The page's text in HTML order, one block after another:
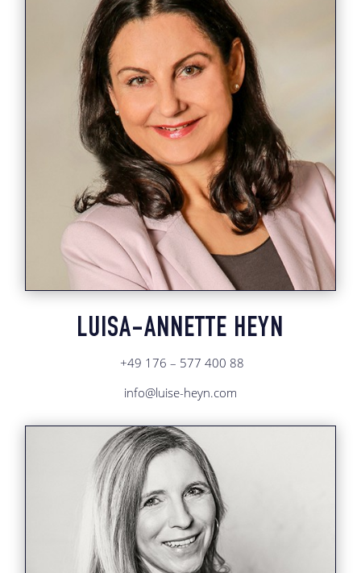
LUISA-ANNETTE HEYN
+49 176 – 577 400 88
info@luise-heyn.com